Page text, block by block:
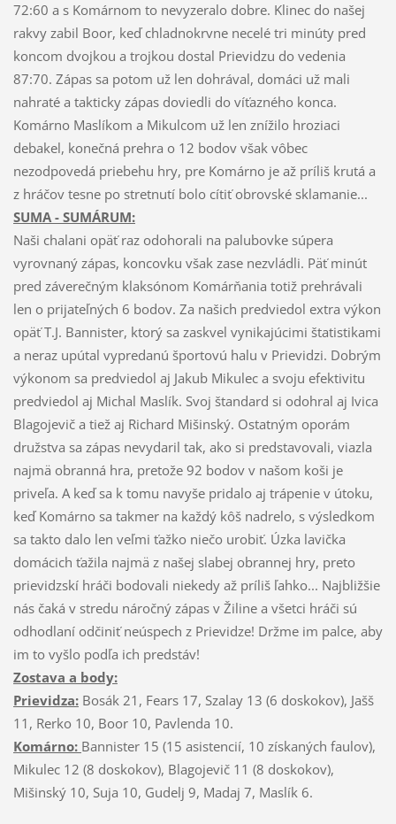
72:60 a s Komárnom to nevyzeralo dobre. Klinec do našej
rakvy zabil Boor, keď chladnokrvne necelé tri minúty pred
koncom dvojkou a trojkou dostal Prievidzu do vedenia
87:70. Zápas sa potom už len dohrával, domáci už mali
nahraté a takticky zápas doviedli do víťazného konca.
Komárno Maslíkom a Mikulcom už len znížilo hroziaci
debakel, konečná prehra o 12 bodov však vôbec
nezodpovedá priebehu hry, pre Komárno je až príliš krutá a
z hráčov tesne po stretnutí bolo cítiť obrovské sklamanie...
SUMA - SUMÁRUM:
Naši chalani opäť raz odohorali na palubovke súpera
vyrovnaný zápas, koncovku však zase nezvládli. Päť minút
pred záverečným klaksónom Komárňania totiž prehrávali
len o prijateľných 6 bodov. Za našich predviedol extra výkon
opäť T.J. Bannister, ktorý sa zaskvel vynikajúcimi štatistikami
a neraz upútal vypredanú športovú halu v Prievidzi. Dobrým
výkonom sa predviedol aj Jakub Mikulec a svoju efektivitu
predviedol aj Michal Maslík. Svoj štandard si odohral aj Ivica
Blagojevič a tiež aj Richard Mišinský. Ostatným oporám
družstva sa zápas nevydaril tak, ako si predstavovali, viazla
najmä obranná hra, pretože 92 bodov v našom koši je
priveľa. A keď sa k tomu navyše pridalo aj trápenie v útoku,
keď Komárno sa takmer na každý kôš nadrelo, s výsledkom
sa takto dalo len veľmi ťažko niečo urobiť. Úzka lavička
domácich ťažila najmä z našej slabej obrannej hry, preto
prievidzskí hráči bodovali niekedy až príliš ľahko... Najbližšie
nás čaká v stredu náročný zápas v Žiline a všetci hráči sú
odhodlaní odčiniť neúspech z Prievidze! Držme im palce, aby
im to vyšlo podľa ich predstáv!
Zostava a body:
Prievidza:Bosák 21, Fears 17, Szalay 13 (6 doskokov), Jašš
11, Rerko 10, Boor 10, Pavlenda 10.
Komárno: Bannister 15 (15 asistencií, 10 získaných faulov),
Mikulec 12 (8 doskokov), Blagojevič 11 (8 doskokov),
Mišinský 10, Suja 10, Gudelj 9, Madaj 7, Maslík 6.